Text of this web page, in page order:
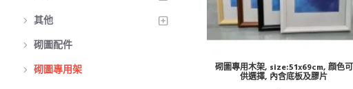
其他
砌圖配件
砌圖專用架
砌圖專用木架, size:51x69cm, 顔色可
供選擇, 內含底板及膠片